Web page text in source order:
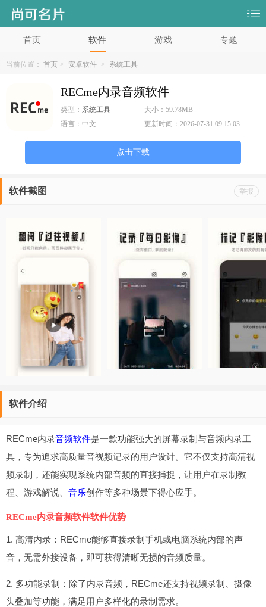
首页 软件 游戏 专题
当前位置： 首页 > 安卓软件 > 系统工具
RECme内录音频软件
类型： 系统工具 大小：59.78MB
语言： 中文 更新时间：2026-07-31 09:15:03
点击下载
举报
软件截图
软件介绍
RECme内录音频软件是一款功能强大的屏幕录制与音频内录工
具，专为追求高质量音视频记录的用户设计。它不仅支持高清视
频录制，还能实现系统内部音频的直接捕捉，让用户在录制教
程、游戏解说、 音乐创作等多种场景下得心应手。
RECme内录音频软件软件优势
1. 高清内录：RECme能够直接录制手机或电脑系统内部的声
音，无需外接设备，即可获得清晰无损的音频质量。
2. 多功能录制：除了内录音频，RECme还支持视频录制、摄像
头叠加等功能，满足用户多样化的录制需求。